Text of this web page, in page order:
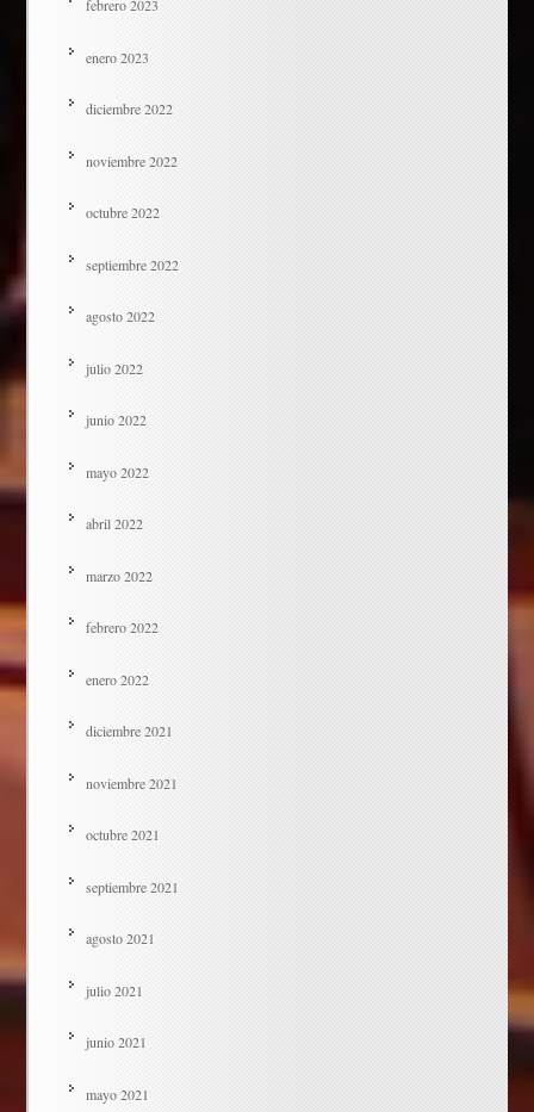
febrero 2023
enero 2023
diciembre 2022
noviembre 2022
octubre 2022
septiembre 2022
agosto 2022
julio 2022
junio 2022
mayo 2022
abril 2022
marzo 2022
febrero 2022
enero 2022
diciembre 2021
noviembre 2021
octubre 2021
septiembre 2021
agosto 2021
julio 2021
junio 2021
mayo 2021